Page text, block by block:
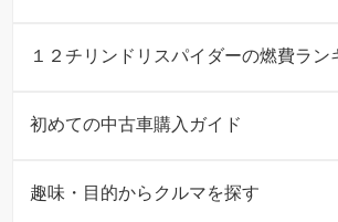
１２チリンドリスパイダーの燃費ラン
初めての中古車購入ガイド
趣味・目的からクルマを探す